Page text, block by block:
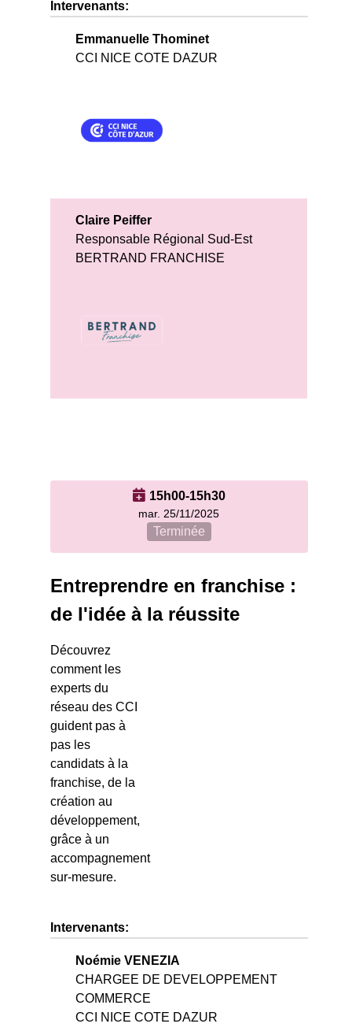
Intervenants:
Emmanuelle Thominet
CCI NICE COTE DAZUR
Claire Peiffer
Responsable Régional Sud-Est
BERTRAND FRANCHISE
15h00-15h30
mar. 25/11/2025
Terminée
Entreprendre en franchise :
de l'idée à la réussite
Découvrez
comment les
experts du
réseau des CCI
guident pas à
pas les
candidats à la
franchise, de la
création au
développement,
grâce à un
accompagnement
sur-mesure.
Intervenants:
Noémie VENEZIA
CHARGEE DE DEVELOPPEMENT
COMMERCE
CCI NICE COTE DAZUR